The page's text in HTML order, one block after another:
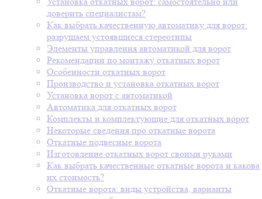
доверить специалистам?
Как выбрать качественную автоматику для ворот:
разрушаем устоявшиеся стереотипы
Элементы управления автоматикой для ворот
Рекомендации по монтажу откатных ворот
Особенности откатных ворот
Производство и установка откатных ворот
Установка ворот с автоматикой
Автоматика для откатных ворот
Комплекты и комплектующие для откатных ворот
Некоторые сведения про откатные ворота
Откатные подвесные ворота
Изготовление откатных ворот своими руками
Как выбрать качественные откатные ворота и какова
их стоимость?
Откатные ворота: виды устройства, варианты